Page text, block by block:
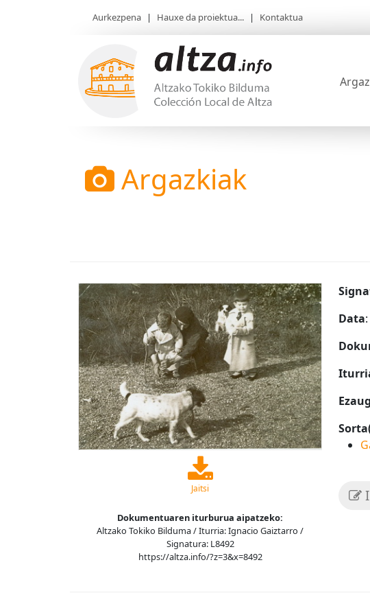
Aurkezpena | Hauxe da proiektua... | Kontaktua
Argazkiak
Jaitsi
Dokumentuaren iturburua aipatzeko:
Altzako Tokiko Bilduma / Iturria: Ignacio Gaiztarro /
Signatura: L8492
https://altza.info/?z=3&x=8492
Data